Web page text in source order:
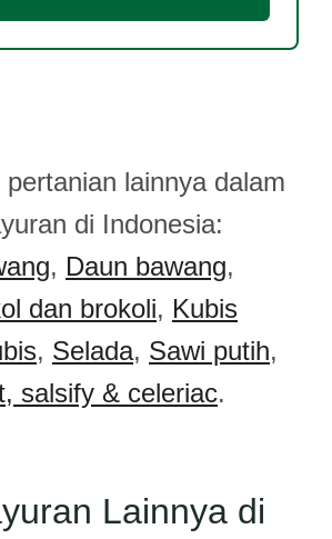
pertanian lainnya dalam
di Indonesia:
, Daun bawang,
dan brokoli, Kubis
, Selada, Sawi putih,
salsify & celeriac.
Lainnya di